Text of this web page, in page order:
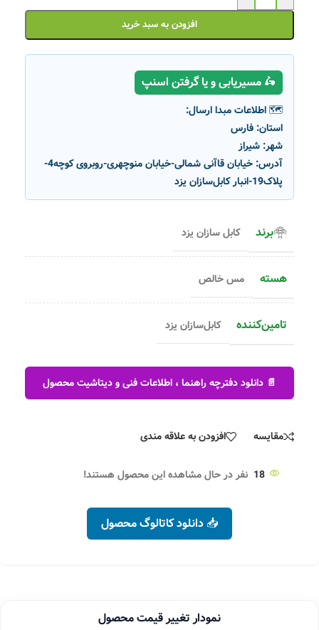
افزودن به سبد خرید
🛵 مسیریابی و یا گرفتن اسنپ
🗺️ اطلاعات مبدا ارسال:
استان: فارس
شهر: شیراز
آدرس:
خیابان قاآنی شمالی-خیابان منوچهری-روبروی کوچه4-
پلاک19-انبار کابل‌سازان یزد
برند کابل سازان یزد
هسته مس خالص
تامین‌کننده کابل‌سازان یزد
📄 دانلود دفترچه راهنما ، اطلاعات فنی و دیتاشیت محصول
مقایسه افزودن به علاقه مندی
18 نفر در حال مشاهده این محصول هستند!
📥 دانلود کاتالوگ محصول
نمودار تغییر قیمت محصول